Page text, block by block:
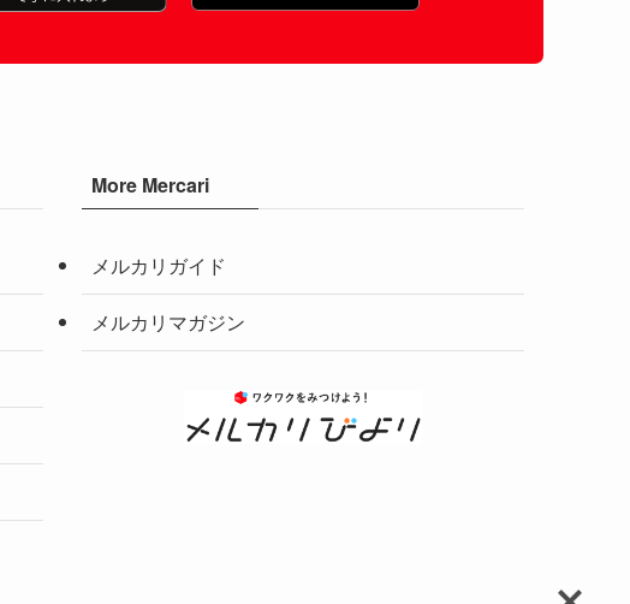
More Mercari
メルカリガイド
メルカリマガジン